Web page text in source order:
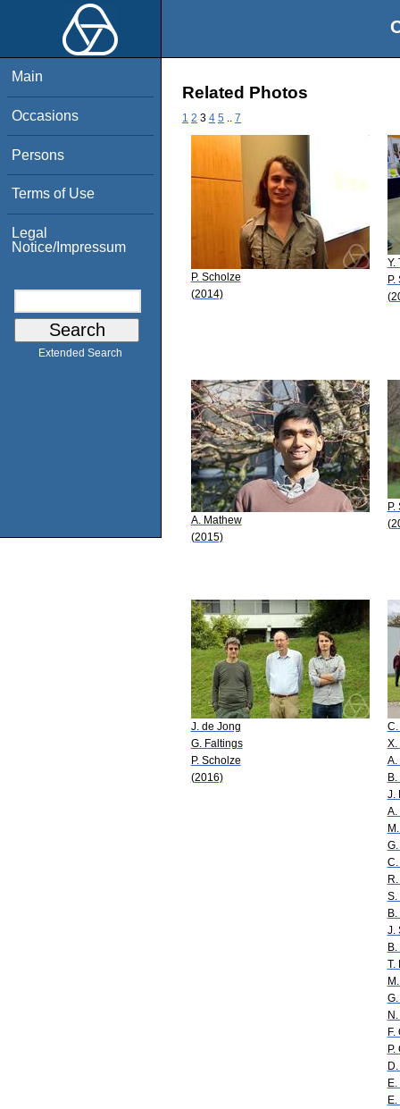
Main
Occasions
Persons
Terms of Use
Legal
Notice/Impressum
Extended Search
Related Photos
1 2 3 4 5 7
P. Scholze
(2014)
Y.
P.
A. Mathew
(2015)
P.
J. de Jong
G. Faltings
P. Scholze
(2016)
X.
A.
J.
A.
S.
J.
T.
F.
P.